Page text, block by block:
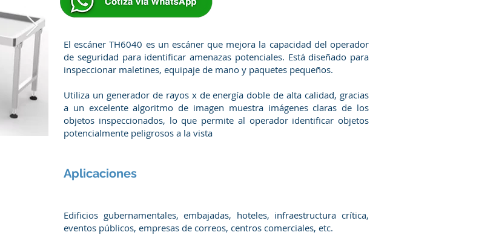
El escáner TH6040 es un escáner que mejora la capacidad del operador
de seguridad para identificar amenazas potenciales. Está diseñado para
inspeccionar maletines, equipaje de mano y paquetes pequeños.
Utiliza un generador de rayos x de energía doble de alta calidad, gracias
a un excelente algoritmo de imagen muestra imágenes claras de los
objetos inspeccionados, lo que permite al operador identificar objetos
potencialmente peligrosos a la vista
Aplicaciones
Edificios gubernamentales, embajadas, hoteles, infraestructura crítica,
eventos públicos, empresas de correos, centros comerciales, etc.